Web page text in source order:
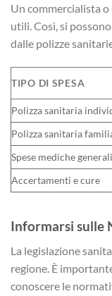
Un commercialista
utili. Così, si
dalle polizze
TIPO DI SPESA
Polizza sanitaria
Polizza sanitaria
Spese mediche generali
Accertamenti e cure
Informarsi sulle
La legislazione
regione. È
conoscere le